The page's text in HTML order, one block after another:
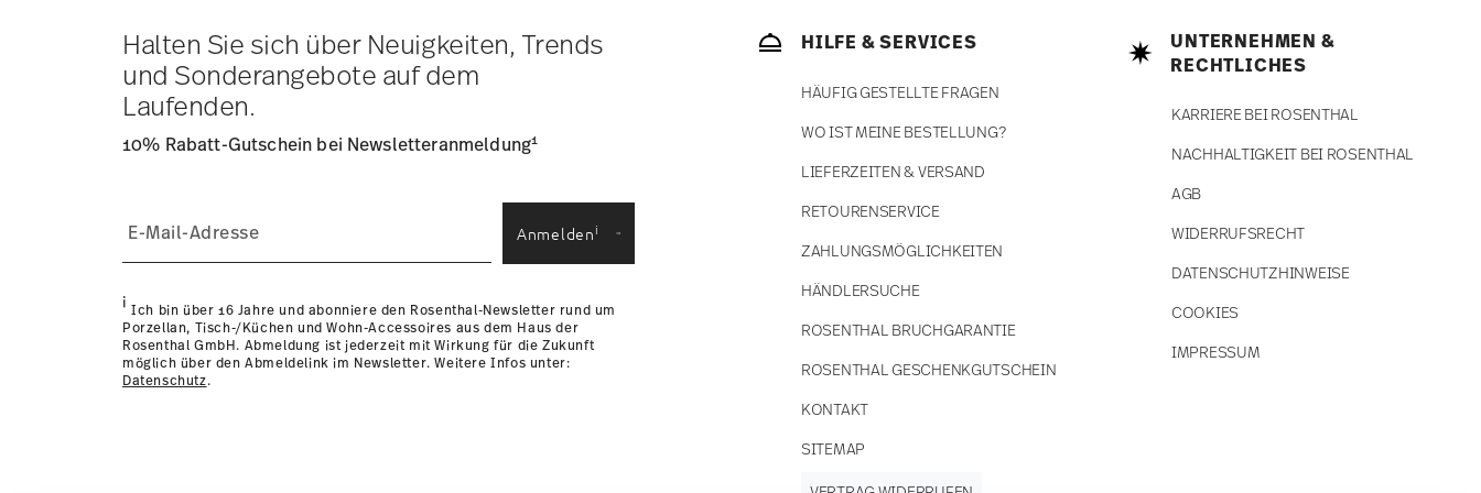
Lieferzeit innerhalb Deutschlands:
3-5 Werktage für vorrätige Artikel. Sie können die Lieferzeiten in
andere Länderhier einsehen.
Retouren:Für Retouren nutzen Sie bitte unserenRetourenservice
Halten Sie sich über Neuigkeiten, Trends
und Sonderangebote auf dem
Laufenden.
10% Rabatt-Gutschein bei Newsletteranmeldung1
Anmeldeni
i Ich bin über 16 Jahre und abonniere den Rosenthal-Newsletter rund um
Porzellan, Tisch-/Küchen und Wohn-Accessoires aus dem Haus der
Rosenthal GmbH. Abmeldung ist jederzeit mit Wirkung für die Zukunft
möglich über den Abmeldelink im Newsletter. Weitere Infos unter:
Datenschutz.
HILFE & SERVICES
HÄUFIG GESTELLTE FRAGEN
WO IST MEINE BESTELLUNG?
LIEFERZEITEN & VERSAND
RETOURENSERVICE
ZAHLUNGSMÖGLICHKEITEN
HÄNDLERSUCHE
ROSENTHAL BRUCHGARANTIE
ROSENTHAL GESCHENKGUTSCHEIN
KONTAKT
SITEMAP
UNTERNEHMEN &
RECHTLICHES
KARRIERE BEI ROSENTHAL
NACHHALTIGKEIT BEI ROSENTHAL
AGB
WIDERRUFSRECHT
DATENSCHUTZHINWEISE
COOKIES
IMPRESSUM